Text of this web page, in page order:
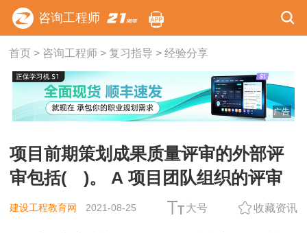
咨询工程师
首页> 咨询工程师> 复习指导 > 经验分享
广告
项目前期策划成果质量评审的外部评
审包括( )。 A 项目团队组织的评审
建设工程教育网 2021-08-25 大号 收藏资讯